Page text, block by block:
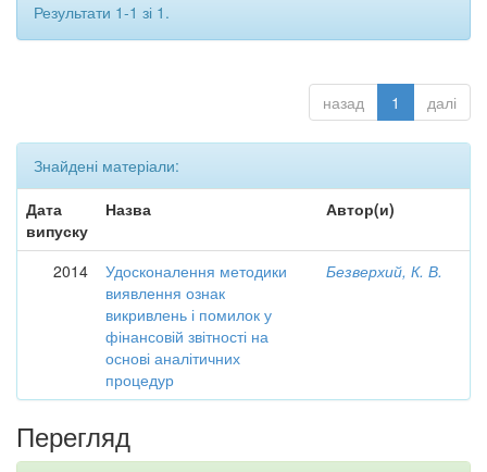
Результати 1-1 зі 1.
назад 1 далі
Знайдені матеріали:
Дата
випуску
Назва Автор(и)
2014
Удосконалення методики
виявлення ознак
викривлень і помилок у
фінансовій звітності на
основі аналітичних
процедур
Безверхий, К. В.
Перегляд